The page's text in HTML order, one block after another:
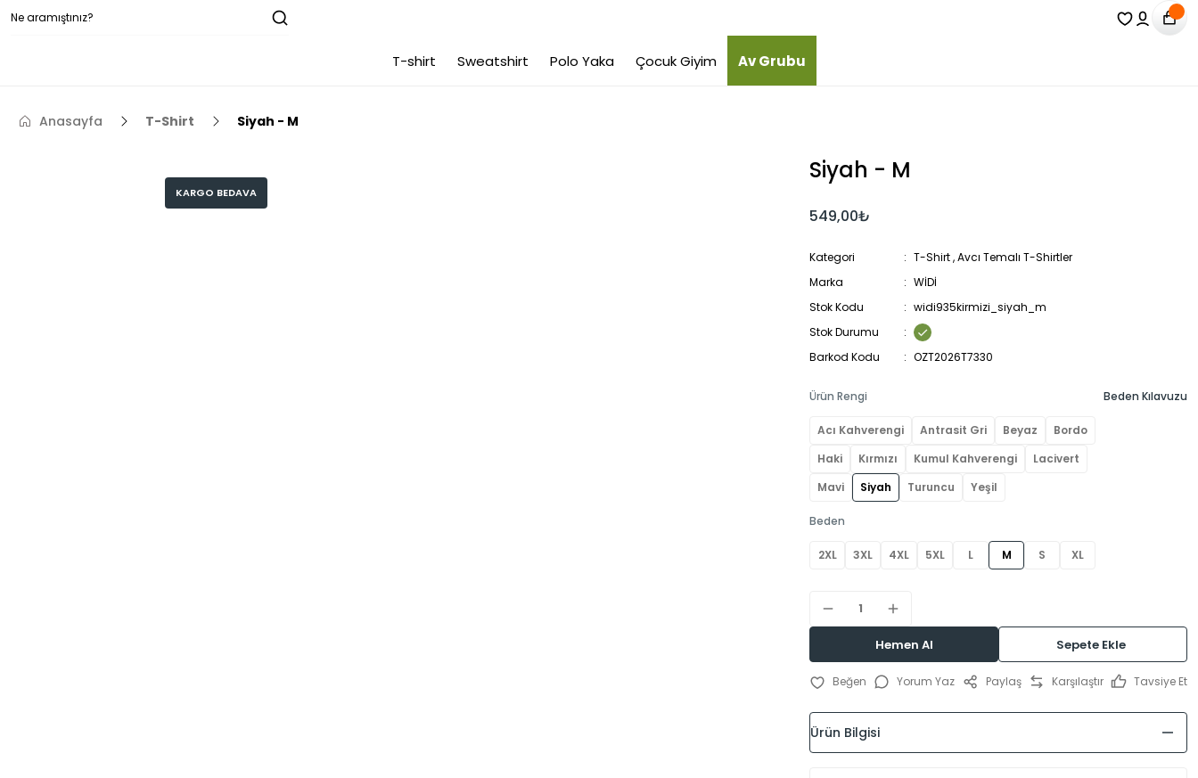
T-shirt Sweatshirt Polo Yaka Çocuk Giyim Av Grubu
Anasayfa T-Shirt Siyah - M
KARGO BEDAVA
Siyah - M
549,00₺
Kategori T-Shirt,Avcı Temalı T-Shirtler
Marka
WİDİ
Stok Kodu
widi935kirmizi_siyah_m
Stok Durumu
Barkod Kodu
OZT2026T7330
Ürün Rengi
Acı Kahverengi Antrasit Gri Beyaz
Bordo
Haki
Kırmızı Kumul Kahverengi
Lacivert
Mavi
Siyah Turuncu Yeşil
Beden
2XL 3XL 4XL 5XL L M S XL
Beden Kılavuzu
Hemen Al Sepete Ekle
Yorum Yaz Paylaş Karşılaştır Tavsiye Et
Ürün Bilgisi